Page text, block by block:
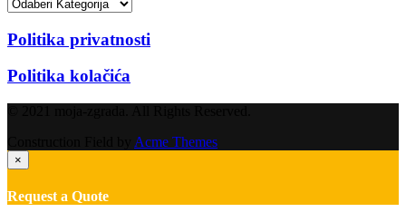
Politika privatnosti
Politika kolačića
Acme Themes
×
Request a Quote